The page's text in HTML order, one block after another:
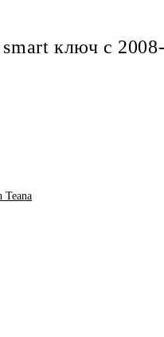
ключ с
Teana